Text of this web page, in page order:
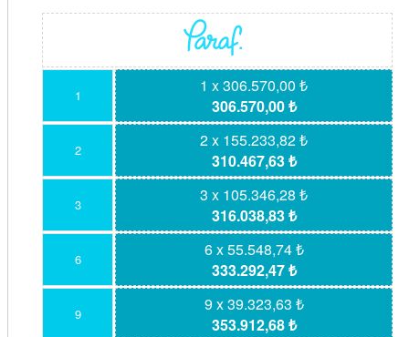
1
1 x 306.570,00 ₺
306.570,00 ₺
2
2 x 155.233,82 ₺
310.467,63 ₺
3
3 x 105.346,28 ₺
316.038,83 ₺
6
6 x 55.548,74 ₺
333.292,47 ₺
9
9 x 39.323,63 ₺
353.912,68 ₺